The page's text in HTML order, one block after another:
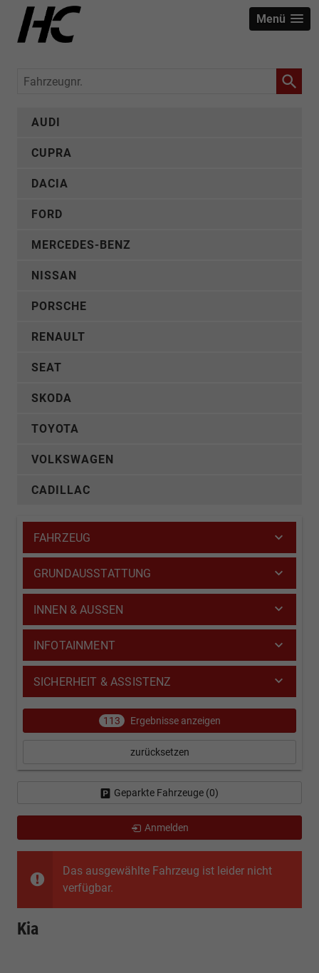
Menü
Das ausgewählte Fahrzeug ist leider nicht
verfügbar.
Kia
Fahrzeugnr.
AUDI
CUPRA
DACIA
FORD
MERCEDES-BENZ
NISSAN
PORSCHE
RENAULT
SEAT
SKODA
TOYOTA
VOLKSWAGEN
CADILLAC
FAHRZEUG
GRUNDAUSSTATTUNG
INNEN & AUSSEN
INFOTAINMENT
SICHERHEIT & ASSISTENZ
113 Ergebnisse anzeigen
zurücksetzen
Geparkte Fahrzeuge (0)
Anmelden